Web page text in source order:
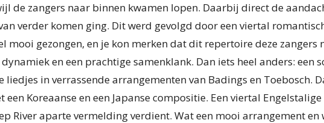
de zangers naar binnen kwamen lopen. Daarbij direct de
verder komen ging. Dit werd gevolgd door een viertal
mooi gezongen, en je kon merken dat dit repertoire deze
en een prachtige samenklank. Dan iets heel anders: een
liedjes in verrassende arrangementen van Badings en Toebosch.
een Koreaanse en een Japanse compositie. Een viertal
River aparte vermelding verdient. Wat een mooi arrangement